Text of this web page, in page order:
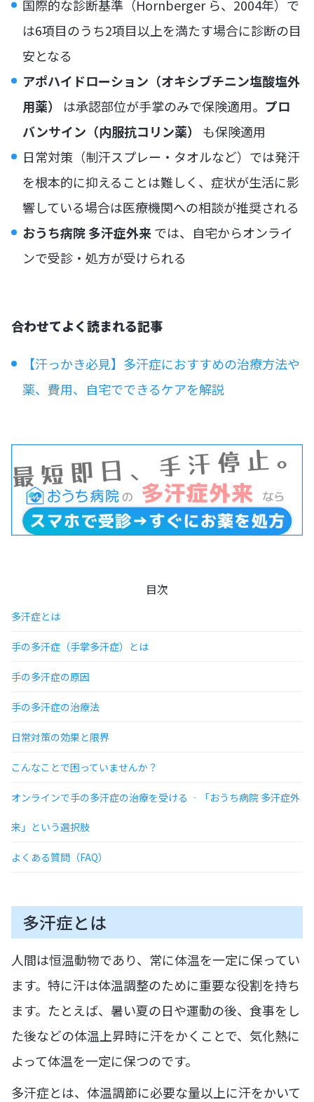
国際的な診断基準（Hornberger ら、2004年）で
は6項目のうち2項目以上を満たす場合に診断の目
安となる
アポハイドローション（オキシブチニン塩酸塩外
用薬） は承認部位が手掌のみで保険適用。 プロ
バンサイン（内服抗コリン薬）
も保険適用
日常対策（制汗スプレー・タオルなど）では発汗
を根本的に抑えることは難しく、症状が生活に影
響している場合は医療機関への相談が推奨される
おうち病院 多汗症外来 では、自宅からオンライ
ンで受診・処方が受けられる
合わせてよく読まれる記事
【汗っかき必見】多汗症におすすめの治療方法や
薬、費用、自宅でできるケアを解説
目次
多汗症とは
手の多汗症（手掌多汗症）とは
手の多汗症の原因
手の多汗症の治療法
日常対策の効果と限界
こんなことで困っていませんか？
オンラインで手の多汗症の治療を受ける ‐「おうち病院 多汗症外
来」という選択肢
よくある質問（FAQ）
多汗症とは
人間は恒温動物であり、常に体温を一定に保ってい
ます。特に汗は体温調整のために重要な役割を持ち
ます。たとえば、暑い夏の日や運動の後、食事をし
た後などの体温上昇時に汗をかくことで、気化熱に
よって体温を一定に保つのです。
多汗症とは、体温調節に必要な量以上に汗をかいて